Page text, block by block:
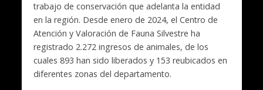
trabajo de conservación que adelanta la entidad
en la región. Desde enero de 2024, el Centro de
Atención y Valoración de Fauna Silvestre ha
registrado 2.272 ingresos de animales, de los
cuales 893 han sido liberados y 153 reubicados en
diferentes zonas del departamento.